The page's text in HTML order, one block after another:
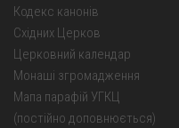
Кодекс канонів
Східних Церков
Церковний календар
Монаші згромадження
Мапа парафій УГКЦ
(постійно доповнюється)